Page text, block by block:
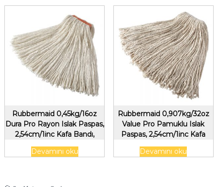
Rubbermaid 0,45kg/16oz
Dura Pro Rayon Islak Paspas,
2,54cm/1inc Kafa Bandı,
Beyaz
Devamını oku
Rubbermaid 0,907kg/32oz
Value Pro Pamuklu Islak
Paspas, 2,54cm/1inc Kafa
Bandı, Beyaz
Devamını oku